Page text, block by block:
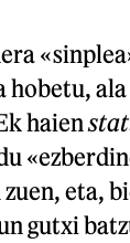
hobetu,
haien
zuen, eta,
gutxi